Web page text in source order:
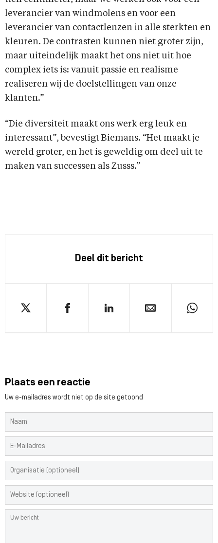
leverancier van windmolens en voor een
leverancier van contactlenzen in alle sterkten en
kleuren. De contrasten kunnen niet groter zijn,
maar uiteindelijk maakt het ons niet uit hoe
complex iets is: vanuit passie en realisme
realiseren wij de doelstellingen van onze
klanten.”
“Die diversiteit maakt ons werk erg leuk en
interessant”, bevestigt Biemans. “Het maakt je
wereld groter, en het is geweldig om deel uit te
maken van successen als Zusss.”
Deel dit bericht
Plaats een reactie
Uw e-mailadres wordt niet op de site getoond